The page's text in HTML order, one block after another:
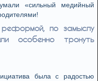
«сильный медийный
по замыслу
особенно тронуть
была с радостью